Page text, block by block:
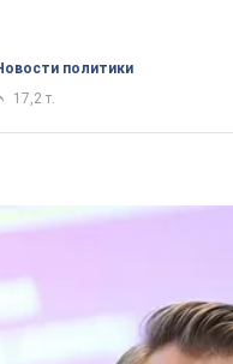
политики
17,2 т.